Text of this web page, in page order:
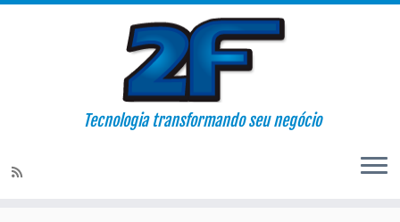
Tecnologia transformando seu negócio